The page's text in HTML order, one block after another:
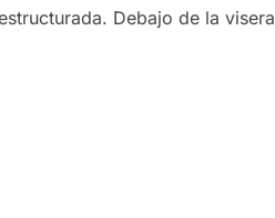
Debajo de la